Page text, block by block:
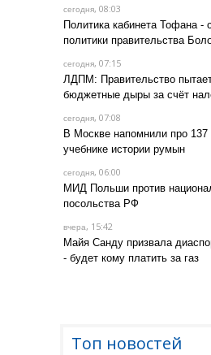
сегодня, 08:03
Политика кабинета Тофана -
политики правительства
сегодня, 07:15
ЛДПМ: Правительство
бюджетные дыры за счёт
сегодня, 07:08
В Москве напомнили про 137
учебнике истории румын
сегодня, 06:00
МИД Польши против
посольства РФ
вчера, 15:42
Майя Санду призвала
- будет кому платить за газ
Топ новостей